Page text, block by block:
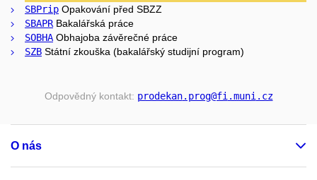
SBPrip Opakování před SBZZ
SBAPR Bakalářská práce
SOBHA Obhajoba závěrečné práce
SZB Státní zkouška (bakalářský studijní program)
Odpovědný kontakt: prodekan.prog@fi.muni.cz
O nás